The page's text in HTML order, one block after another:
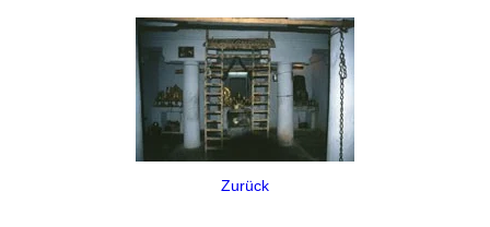
Zurück